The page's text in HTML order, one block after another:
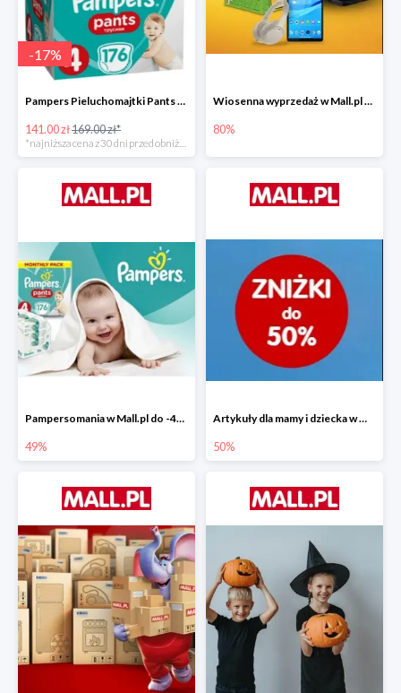
-17%
Pampers Pieluchomajtki Pants 4 (9-15 kg) 176 szt. -16%
141.00 zł169.00 zł*
Wiosenna wyprzedaż w Mall.pl do -80%
80%
Pampersomania w Mall.pl do -49%
49%
Artykuły dla mamy i dziecka w Mall.pl do -50%
50%